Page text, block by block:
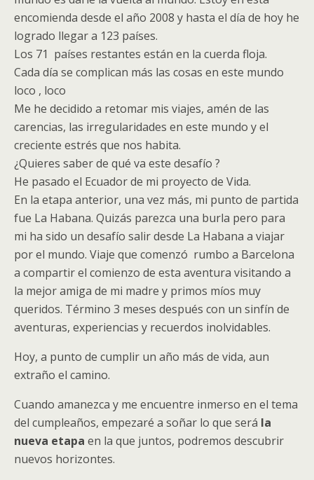
encomienda desde el año 2008 y hasta el día de hoy he
logrado llegar a 123 países.
Los 71 países restantes están en la cuerda floja.
Cada día se complican más las cosas en este mundo
loco , loco
Me he decidido a retomar mis viajes, amén de las
carencias, las irregularidades en este mundo y el
creciente estrés que nos habita.
¿Quieres saber de qué va este desafío ?
He pasado el Ecuador de mi proyecto de Vida.
En la etapa anterior, una vez más, mi punto de partida
fue La Habana. Quizás parezca una burla pero para
mi ha sido un desafío salir desde La Habana a viajar
por el mundo. Viaje que comenzó rumbo a Barcelona
a compartir el comienzo de esta aventura visitando a
la mejor amiga de mi madre y primos míos muy
queridos. Término 3 meses después con un sinfín de
aventuras, experiencias y recuerdos inolvidables.
Hoy, a punto de cumplir un año más de vida, aun
extraño el camino.
Cuando amanezca y me encuentre inmerso en el tema
del cumpleaños, empezaré a soñar lo que será la
nueva etapa en la que juntos, podremos descubrir
nuevos horizontes.